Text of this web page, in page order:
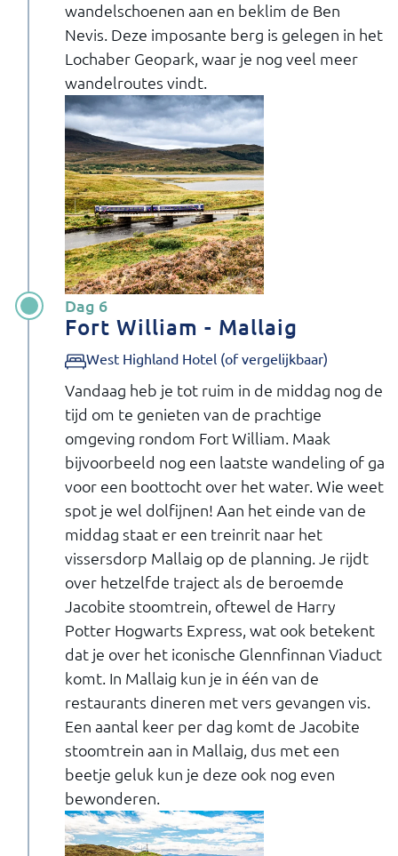
wandelschoenen aan en beklim de Ben
Nevis. Deze imposante berg is gelegen in het
Lochaber Geopark, waar je nog veel meer
wandelroutes vindt.
Dag 6
Fort William - Mallaig
West Highland Hotel (of vergelijkbaar)
Vandaag heb je tot ruim in de middag nog de
tijd om te genieten van de prachtige
omgeving rondom Fort William. Maak
bijvoorbeeld nog een laatste wandeling of ga
voor een boottocht over het water. Wie weet
spot je wel dolfijnen! Aan het einde van de
middag staat er een treinrit naar het
vissersdorp Mallaig op de planning. Je rijdt
over hetzelfde traject als de beroemde
Jacobite stoomtrein, oftewel de Harry
Potter Hogwarts Express, wat ook betekent
dat je over het iconische Glennfinnan Viaduct
komt. In Mallaig kun je in één van de
restaurants dineren met vers gevangen vis.
Een aantal keer per dag komt de Jacobite
stoomtrein aan in Mallaig, dus met een
beetje geluk kun je deze ook nog even
bewonderen.